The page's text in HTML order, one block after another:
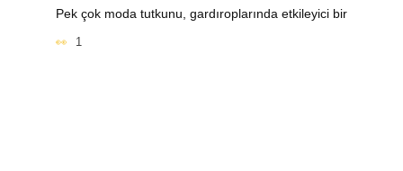
Pek çok moda tutkunu, gardıroplarında etkileyici bir
1